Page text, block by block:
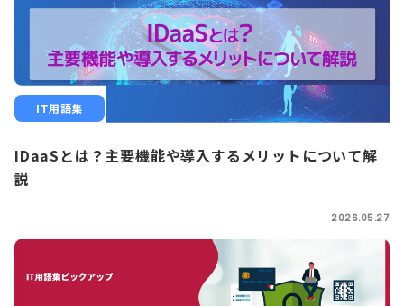
IT用語集
IDaaSとは？主要機能や導入するメリットについて解
説
2026.05.27